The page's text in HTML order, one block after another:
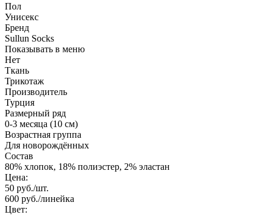
Пол
Унисекс
Бренд
Sullun Socks
Показывать в меню
Нет
Ткань
Трикотаж
Производитель
Турция
Размерный ряд
0-3 месяца (10 см)
Возрастная группа
Для новорождённых
Состав
80% хлопок, 18% полиэстер, 2% эластан
Цена:
50 руб./шт.
600 руб./линейка
Цвет: